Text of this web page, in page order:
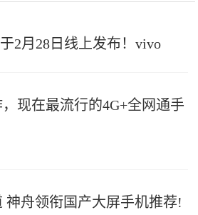
2月28日线上发布！vivo
现在最流行的4G+全网通手
神舟领衔国产大屏手机推荐!